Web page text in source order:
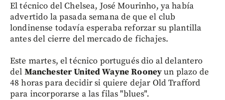
El técnico del Chelsea, José Mourinho, ya había
advertido la pasada semana de que el club
londinense todavía esperaba reforzar su plantilla
antes del cierre del mercado de fichajes.
Este martes, el técnico portugués dio al delantero
del Manchester United Wayne Rooneyun plazo de
48 horas para decidir si quiere dejar Old Trafford
para incorporarse a las filas "blues".